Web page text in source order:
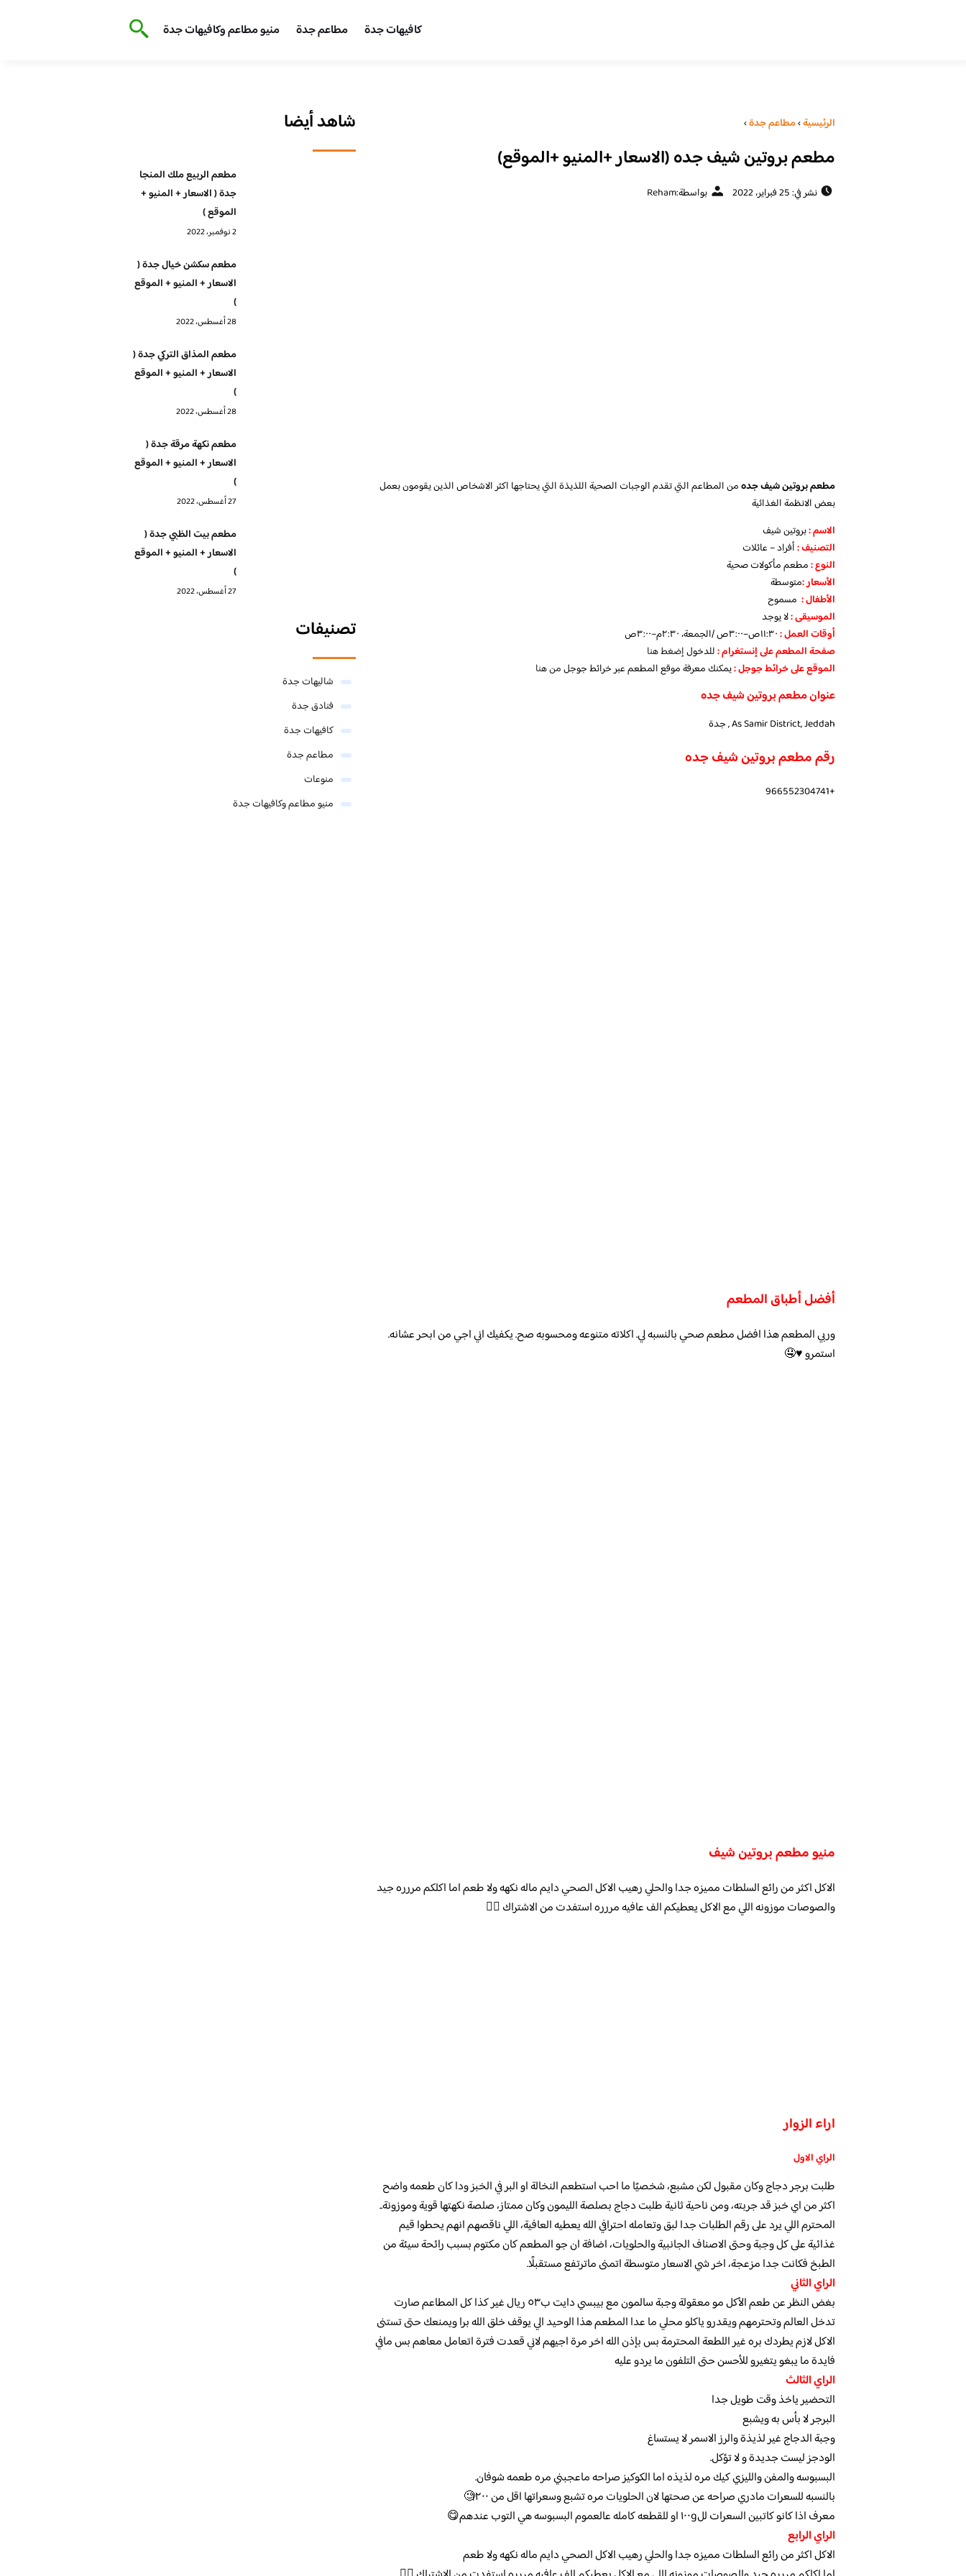
كافيهات جدة مطاعم جدة منيو مطاعم وكافيهات جدة
الرئيسية›مطاعم جدة›
مطعم بروتين شيف جده (الاسعار +المنيو +الموقع)
نشر في: 25 فبراير، 2022 بواسطة:Reham
مطعم بروتين شيف جدهمن المطاعم التي تقدم الوجبات الصحية اللذيذة التي يحتاجها اكثر الاشخاص الذين يقومون بعمل
بعض الانظمة الغذائية
الاسم :بروتين شيف
التصنيف :أفراد – عائلات
النوع :مطعم مأكولات صحية
الأسعار :متوسطة
الأطفال : مسموح
الموسيقى :لا يوجد
أوقات العمل :١١:٣٠ص–٣:٠٠ص /الجمعة، ٢:٣٠م–٣:٠٠ص
صفحة المطعم على إنستغرام :للدخولإضغط هنا
الموقع على خرائط جوجل :يمكنك معرفة موقع المطعم عبر خرائط جوجلمن هنا
عنوان مطعم بروتين شيف جده
As Samir District, Jeddah , جدة
رقم مطعم بروتين شيف جده
+966552304741
أفضل أطباق المطعم
وربي المطعم هذا افضل مطعم صحي بالنسبه لي. اكلاته متنوعه ومحسوبه صح. يكفيك اني اجي من ابحر عشانه.
استمرو ♥️🤤
منيو مطعم بروتين شيف
الاكل اكثر من رائع السلطات مميزه جدا والحلي رهيب الاكل الصحي دايم ماله نكهه ولا طعم اما اكلكم مررره جيد
والصوصات موزونه اللي مع الاكل يعطيكم الف عافيه مررره استفدت من الاشتراك 👌🏻
اراء الزوار
الراي الاول
طلبت برجر دجاج وكان مقبول لكن مشبع، شخصيًا ما احب استطعم النخالة او البر في الخبز ودا كان طعمه واضح
اكثر من اي خبز قد جربته، ومن ناحية ثانية طلبت دجاج بصلصة الليمون وكان ممتاز، صلصة نكهتها قوية وموزونة..
المحترم اللي يرد على رقم الطلبات جدا لبق وتعامله احترافي الله يعطيه العافية، اللي ناقصهم انهم يحطوا قيم
غذائية على كل وجبة وحتى الاصناف الجانبية والحلويات، اضافة ان جو المطعم كان مكتوم بسبب رائحة سيئة من
الطبخ فكانت جدا مزعجة، اخر شي الاسعار متوسطة اتمنى ماترتفع مستقبلًا.
الراي الثاني
بغض النظر عن طعم الأكل مو معقولة وجبة سالمون مع بيبسي دايت ب٥٣ ريال غير كذا كل المطاعم صارت
تدخل العالم وتحترمهم ويقدرو ياكلو محلي ما عدا المطعم هذا الوحيد الي يوقف خلق الله برا ويمنعك حتى تستنى
الاكل لازم يطردك بره غير اللطعة المحترمة بس بإذن الله اخر مرة اجيهم لاني قعدت فترة اتعامل معاهم بس مافي
فايدة ما يبغو يتغيرو للأحسن حتى التلفون ما يردو عليه
الراي الثالث
التحضير ياخذ وقت طويل جدا
البرجر لا بأس به ويشبع
وجبة الدجاج غير لذيذة والرز الاسمر لا يستساغ
الودجز ليست جديدة و لا تؤكل.
البسبوسه والمفن والليزي كيك مره لذيذه اما الكوكيز صراحه ماعجبني مره طعمه شوفان.
بالنسبه للسعرات مادري صراحه عن صحتها لان الحلويات مره تشبع وسعراتها اقل من ٢٠٠🧐
معرف اذا كانو كاتبين السعرات لل١٠٠g او للقطعه كامله عالعموم البسبوسه هي التوب عندهم😋
الراي الرابع
الاكل اكثر من رائع السلطات مميزه جدا والحلي رهيب الاكل الصحي دايم ماله نكهه ولا طعم
شاهد أيضا
مطعم الربيع ملك المنجا
جدة ( الاسعار + المنيو +
الموقع )
2 نوفمبر، 2022
مطعم سكشن خيال جدة (
الاسعار + المنيو + الموقع
)
28 أغسطس، 2022
مطعم المذاق التركي جدة (
الاسعار + المنيو + الموقع
)
28 أغسطس، 2022
مطعم نكهة مرقة جدة (
الاسعار + المنيو + الموقع
)
27 أغسطس، 2022
مطعم بيت الظبي جدة (
الاسعار + المنيو + الموقع
)
27 أغسطس، 2022
تصنيفات
شاليهات جدة
فنادق جدة
كافيهات جدة
مطاعم جدة
منوعات
منيو مطاعم وكافيهات جدة